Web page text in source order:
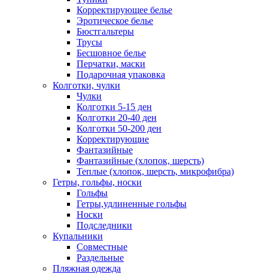
Корректирующее белье
Эротическое белье
Бюстгальтеры
Трусы
Бесшовное белье
Перчатки, маски
Подарочная упаковка
Колготки, чулки
Чулки
Колготки 5-15 ден
Колготки 20-40 ден
Колготки 50-200 ден
Корректирующие
Фантазийные
Фантазийные (хлопок, шерсть)
Теплые (хлопок, шерсть, микрофибра)
Гетры, гольфы, носки
Гольфы
Гетры,удлиненные гольфы
Носки
Подследники
Купальники
Совместные
Раздельные
Пляжная одежда